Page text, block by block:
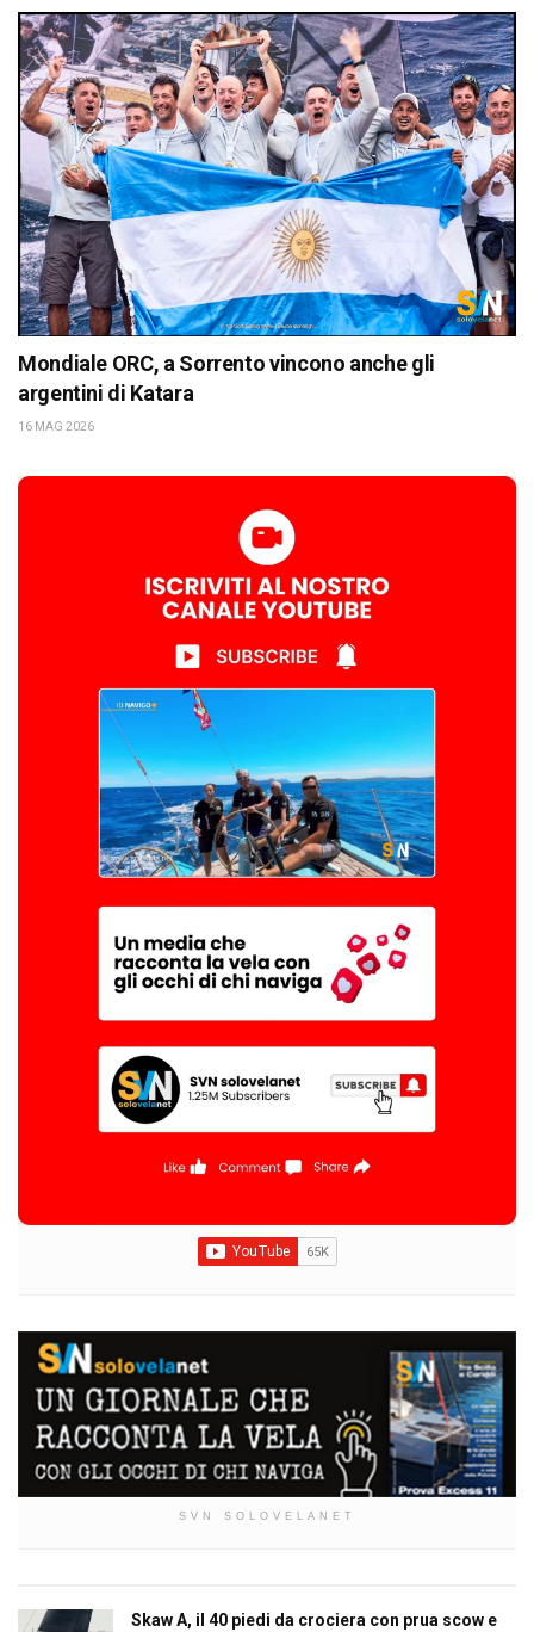
Mondiale ORC, a Sorrento vincono anche gli
argentini di Katara
16 MAG 2026
SVN SOLOVELANET
Skaw A, il 40 piedi da crociera con prua scow e